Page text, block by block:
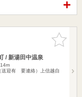
お気に入
りに追加
/ 新湯田中温泉
送迎有 要連絡）上信越自